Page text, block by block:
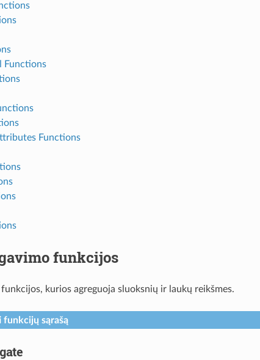
Functions
Functions
funkcijos
kurios agreguoja sluoksnių ir laukų reikšmes.
funkcijų sąrašą